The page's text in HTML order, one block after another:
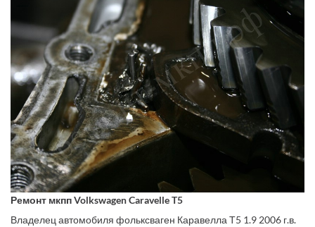
Ремонт мкпп Volkswagen Caravelle T5
Владелец автомобиля фольксваген Каравелла Т5 1.9 2006 г.в.